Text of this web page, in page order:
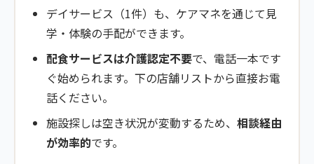
デイサービス（1件）も、ケアマネを通じて見
学・体験の手配ができます。
配食サービスは介護認定不要で、電話一本です
ぐ始められます。下の店舗リストから直接お電
話ください。
施設探しは空き状況が変動するため、 相談経由
が効率的です。